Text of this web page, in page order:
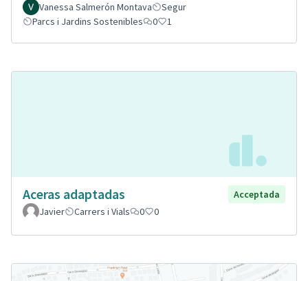
Vanessa Salmerón Montava
Segur
Parcs i Jardins Sostenibles
0 1
Aceras adaptadas
Acceptada
Javier
Carrers i Vials 0 0